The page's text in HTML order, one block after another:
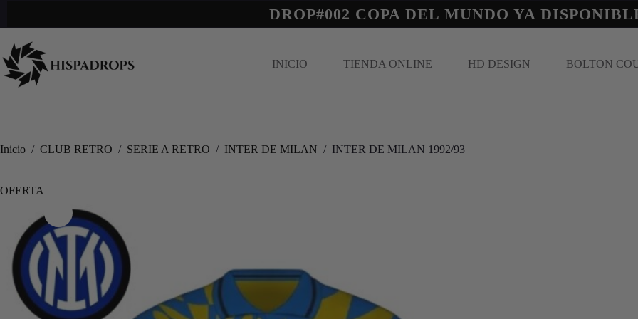
DROP#002 COPA DEL MUNDO YA
INICIO TIENDA ONLINE HD DESIGN BOLTON
Inicio / CLUB RETRO / SERIE A RETRO / INTER DE MILAN / INTER DE MILAN 1992/93
OFERTA